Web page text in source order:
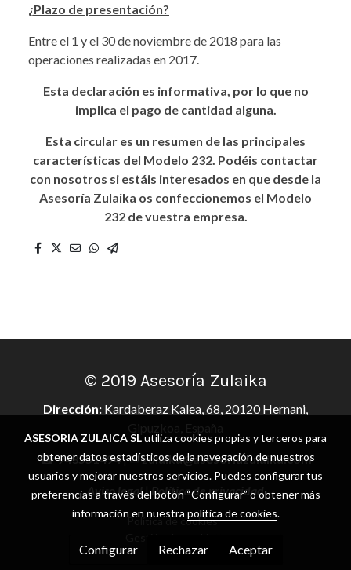
¿Plazo de presentación?
Entre el 1 y el 30 de noviembre de 2018 para las
operaciones realizadas en 2017.
Esta declaración es informativa, por lo que no
implica el pago de cantidad alguna.
Esta circular es un resumen de las principales
características del Modelo 232. Podéis contactar
con nosotros si estáis interesados en que desde la
Asesoría Zulaika os confeccionemos el Modelo
232 de vuestra empresa.
© 2019 Asesoría Zulaika
Dirección: Kardaberaz Kalea, 68, 20120 Hernani,
☎943551494| ✉zulaika@asesoriazulaika.com
Aviso legal| Política de privacidad
Política de cookies
ASESORIA ZULAICA SLutiliza cookies propias y terceros para
obtener datos estadísticos de la navegación de nuestros
usuarios y mejorar nuestros servicios. Puedes configurar tus
preferencias a través del botón “Configurar” o obtener más
información en nuestra política de cookies.
Configurar Rechazar Aceptar